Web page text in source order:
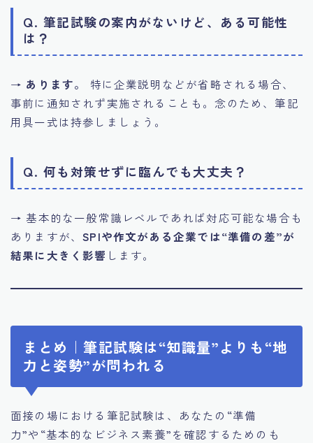
Q. 筆記試験の案内がないけど、ある可能性
は？
→ あります。
特に企業説明などが省略される場合、
事前に通知されず実施されることも。念のため、筆記
用具一式は持参しましょう。
Q. 何も対策せずに臨んでも大丈夫？
→ 基本的な一般常識レベルであれば対応可能な場合も
ありますが、SPIや作文がある企業では“準備の差”が
結果に大きく影響 します。
まとめ｜筆記試験は“知識量”よりも“地
力と姿勢”が問われる
面接の場における筆記試験は、あなたの“準備
力”や“基本的なビジネス素養”を確認するためのも